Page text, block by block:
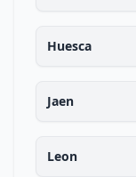
Huesca
Jaen
Leon